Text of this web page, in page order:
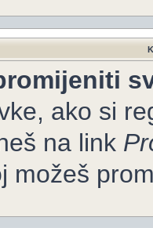
ako si
na link
možeš